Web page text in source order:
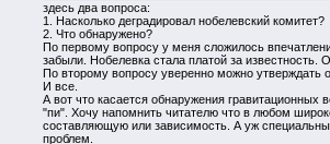
здесь два вопроса:
1. Насколько деградировал нобелевский комитет?
2. Что обнаружено?
По первому вопросу у меня сложилось
забыли. Нобелевка стала платой за
По второму вопросу уверенно можно утверждать
И все.
А вот что касается обнаружения
"пи". Хочу напомнить читателю что в любом
составляющую или зависимость. А уж
проблем.